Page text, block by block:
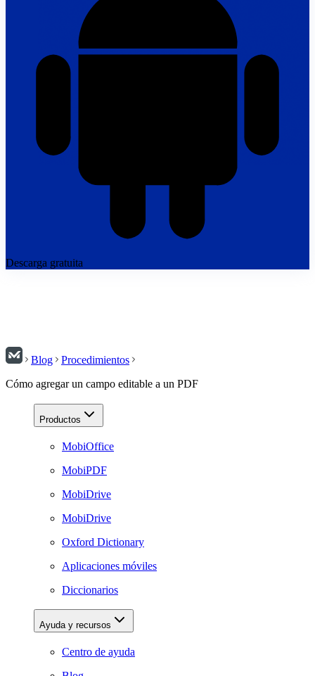
Descarga gratuita
Blog
Procedimientos
Cómo agregar un campo editable a un PDF
Productos
MobiOffice
MobiPDF
MobiDrive
MobiDrive
Oxford Dictionary
Aplicaciones móviles
Diccionarios
Ayuda y recursos
Centro de ayuda